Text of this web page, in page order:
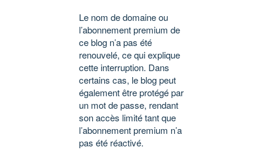
Le nom de domaine ou
l’abonnement premium de
ce blog n’a pas été
renouvelé, ce qui explique
cette interruption. Dans
certains cas, le blog peut
également être protégé par
un mot de passe, rendant
son accès limité tant que
l’abonnement premium n’a
pas été réactivé.